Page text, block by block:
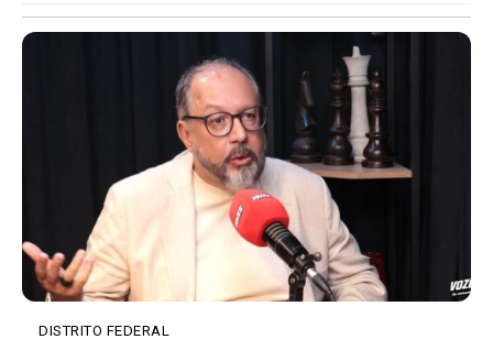
DISTRITO FEDERAL